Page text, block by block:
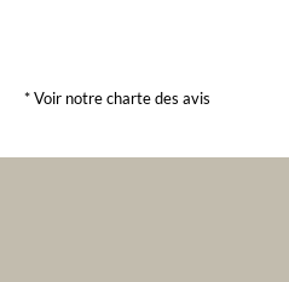
* Voir notre charte des avis